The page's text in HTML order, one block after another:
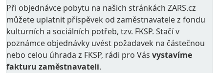
Při objednávce pobytu na našich stránkách ZARS.cz
můžete uplatnit příspěvek od zaměstnavatele z fondu
kulturních a sociálních potřeb, tzv. FKSP. Stačí v
poznámce objednávky uvést požadavek na částečnou
nebo celou úhrada z FKSP, rádi pro Vás vystavíme
fakturu zaměstnavateli.